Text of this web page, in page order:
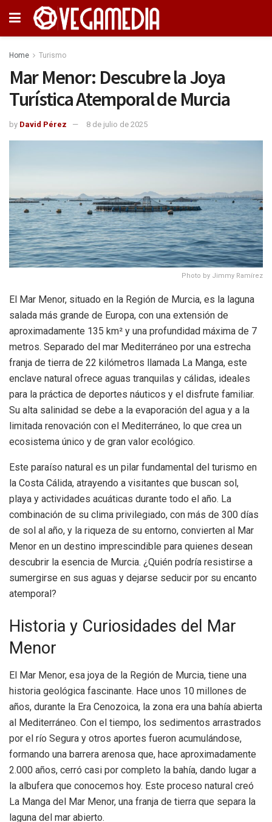
Home Turismo
Mar Menor: Descubre la Joya
Turística Atemporal de Murcia
by David Pérez 8 de julio de 2025
Photo by Jimmy Ramírez
El Mar Menor, situado en la Región de Murcia, es la laguna
salada más grande de Europa, con una extensión de
aproximadamente 135 km² y una profundidad máxima de 7
metros. Separado del mar Mediterráneo por una estrecha
franja de tierra de 22 kilómetros llamada La Manga, este
enclave natural ofrece aguas tranquilas y cálidas, ideales
para la práctica de deportes náuticos y el disfrute familiar.
Su alta salinidad se debe a la evaporación del agua y a la
limitada renovación con el Mediterráneo, lo que crea un
ecosistema único y de gran valor ecológico.
Este paraíso natural es un pilar fundamental del turismo en
la Costa Cálida, atrayendo a visitantes que buscan sol,
playa y actividades acuáticas durante todo el año. La
combinación de su clima privilegiado, con más de 300 días
de sol al año, y la riqueza de su entorno, convierten al Mar
Menor en un destino imprescindible para quienes desean
descubrir la esencia de Murcia. ¿Quién podría resistirse a
sumergirse en sus aguas y dejarse seducir por su encanto
atemporal?
Historia y Curiosidades del Mar
Menor
El Mar Menor, esa joya de la Región de Murcia, tiene una
historia geológica fascinante. Hace unos 10 millones de
años, durante la Era Cenozoica, la zona era una bahía abierta
al Mediterráneo. Con el tiempo, los sedimentos arrastrados
por el río Segura y otros aportes fueron acumulándose,
formando una barrera arenosa que, hace aproximadamente
2.000 años, cerró casi por completo la bahía, dando lugar a
la albufera que conocemos hoy. Este proceso natural creó
La Manga del Mar Menor, una franja de tierra que separa la
laguna del mar abierto.